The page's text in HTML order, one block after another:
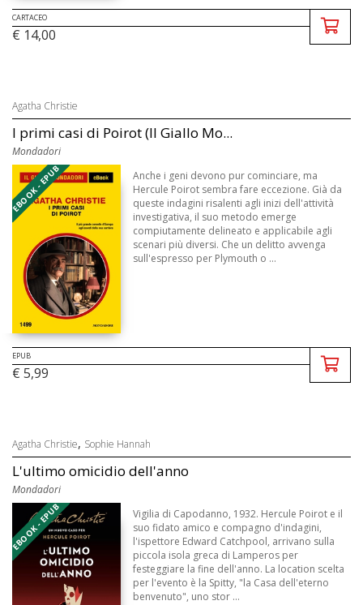
CARTACEO
€ 14,00
Agatha Christie
I primi casi di Poirot (Il Giallo Mo...
Mondadori
EBOOK - EPUB
Anche i geni devono pur cominciare, ma
Hercule Poirot sembra fare eccezione. Già da
queste indagini risalenti agli inizi dell'attività
investigativa, il suo metodo emerge
compiutamente delineato e applicabile agli
scenari più diversi. Che un delitto avvenga
sull'espresso per Plymouth o ...
EPUB
€ 5,99
Agatha Christie, Sophie Hannah
L'ultimo omicidio dell'anno
Mondadori
EBOOK - EPUB
Vigilia di Capodanno, 1932. Hercule Poirot e il
suo fidato amico e compagno d'indagini,
l'ispettore Edward Catchpool, arrivano sulla
piccola isola greca di Lamperos per
festeggiare la fine dell'anno. La location scelta
per l'evento è la Spitty, "la Casa dell'eterno
benvenuto", uno stor ...